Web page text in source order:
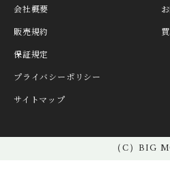
IKEPOD
JAEGER LE COULTRE
ジャガー・ルクルト
ジャン・クロード ペラ
会社概要
販売規約
保証規定
プライバシーポリシー
サイトマップ
（C）BIG